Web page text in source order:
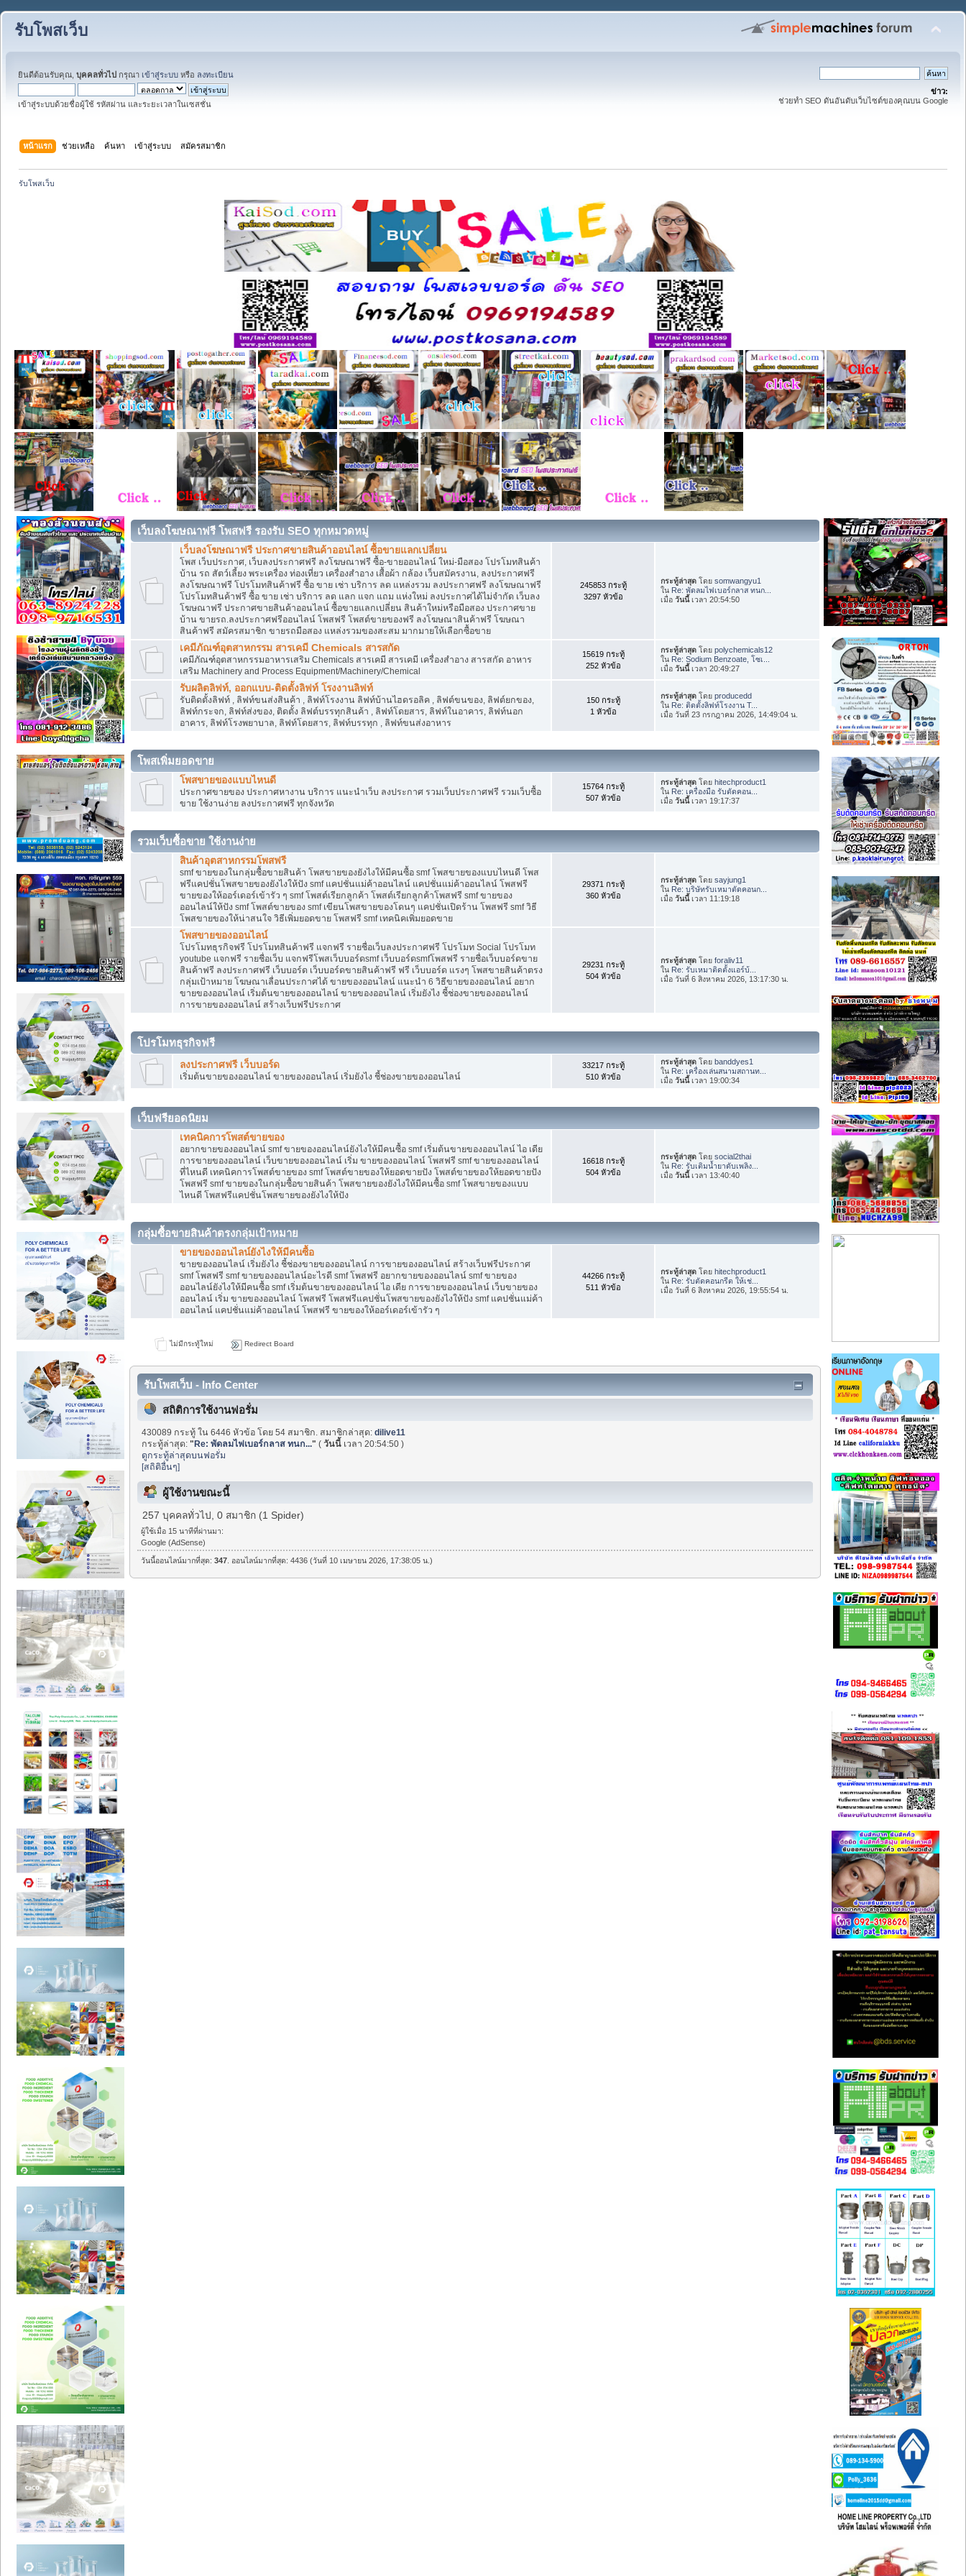
รับโพสเว็บ
ยินดีต้อนรับคุณ, บุคคลทั่วไป กรุณา เข้าสู่ระบบ หรือ ลงทะเบียน
เข้าสู่ระบบด้วยชื่อผู้ใช้ รหัสผ่าน และระยะเวลาในเซสชั่น
ข่าว:
ช่วยทำ SEO ดันอันดับเว็บไซต์ของคุณบน Google
หน้าแรก ช่วยเหลือ ค้นหา เข้าสู่ระบบ สมัครสมาชิก
รับโพสเว็บ
เว็บลงโฆษณาฟรี โพสฟรี รองรับ SEO ทุกหมวดหมู่
เว็บลงโฆษณาฟรี ประกาศขายสินค้าออนไลน์ ซื้อขายแลกเปลี่ยน
โพส เว็บประกาศ, เว็บลงประกาศฟรี ลงโฆษณาฟรี ซื้อ-ขายออนไลน์ ใหม่-มือสอง โปรโมทสินค้า
บ้าน รถ สัตว์เลี้ยง พระเครื่อง ท่องเที่ยว เครื่องสำอาง เสื้อผ้า กล้อง เว็บสมัครงาน, ลงประกาศฟรี
ลงโฆษณาฟรี โปรโมทสินค้าฟรี ซื้อ ขาย เช่า บริการ ลด แหล่งรวม ลงประกาศฟรี ลงโฆษณาฟรี
โปรโมทสินค้าฟรี ซื้อ ขาย เช่า บริการ ลด แลก แจก แถม แห่งใหม่ ลงประกาศได้ไม่จำกัด เว็บลง
โฆษณาฟรี ประกาศขายสินค้าออนไลน์ ซื้อขายแลกเปลี่ยน สินค้าใหม่หรือมือสอง ประกาศขาย
บ้าน ขายรถ.ลงประกาศฟรีออนไลน์ โพสฟรี โพสต์ขายของฟรี ลงโฆษณาสินค้าฟรี โฆษณา
สินค้าฟรี สมัครสมาชิก ขายรถมือสอง แหล่งรวมของสะสม มากมายให้เลือกซื้อขาย
245853 กระทู้
3297 หัวข้อ
กระทู้ล่าสุด โดยsomwangyu1
ใน Re: พัดลมไฟเบอร์กลาส ทนก...
เมื่อวันนี้เวลา 20:54:50
เคมีภัณฑ์อุตสาหกรรม สารเคมี Chemicals สารสกัด
เคมีภัณฑ์อุตสาหกรรมอาหารเสริม Chemicals สารเคมี สารเคมี เครื่องสำอาง สารสกัด อาหาร
เสริม Machinery and Process Equipment/Machinery/Chemical
15619 กระทู้
252 หัวข้อ
กระทู้ล่าสุด โดยpolychemicals12
ใน Re: Sodium Benzoate, โซเ...
เมื่อวันนี้เวลา 20:49:27
รับผลิตลิฟท์, ออกแบบ-ติดตั้งลิฟท์ โรงงานลิฟท์
รับติดตั้งลิฟท์ , ลิฟท์ขนส่งสินค้า , ลิฟท์โรงงาน ลิฟท์บ้านไฮดรอลิค , ลิฟต์ขนของ, ลิฟต์ยกของ,
ลิฟท์กระจก, ลิฟท์ส่งของ, ติดตั้ง ลิฟต์บรรทุกสินค้า , ลิฟท์โดยสาร, ลิฟท์ในอาคาร, ลิฟท์นอก
อาคาร, ลิฟท์โรงพยาบาล, ลิฟท์โดยสาร, ลิฟท์บรรทุก , ลิฟท์ขนส่งอาหาร
150 กระทู้
1 หัวข้อ
กระทู้ล่าสุด โดยproducedd
ใน Re: ติดตั้งลิฟท์โรงงาน T...
เมื่อ วันที่ 23 กรกฎาคม 2026, 14:49:04 น.
โพสเพิ่มยอดขาย
โพสขายของแบบไหนดี
ประกาศขายของ ประกาศหางาน บริการ แนะนำเว็บ ลงประกาศ รวมเว็บประกาศฟรี รวมเว็บซื้อ
ขาย ใช้งานง่าย ลงประกาศฟรี ทุกจังหวัด
15764 กระทู้
507 หัวข้อ
กระทู้ล่าสุด โดยhitechproduct1
ใน Re: เครื่องมือ รับตัดคอน...
เมื่อวันนี้เวลา 19:17:37
รวมเว็บซื้อขาย ใช้งานง่าย
สินค้าอุตสาหกรรมโพสฟรี
smf ขายของในกลุ่มซื้อขายสินค้า โพสขายของยังไงให้มีคนซื้อ smf โพสขายของแบบไหนดี โพส
ฟรีแคปชั่นโพสขายของยังไงให้ปัง smf แคปชั่นแม่ค้าออนไลน์ แคปชั่นแม่ค้าออนไลน์ โพสฟรี
ขายของให้ออร์เดอร์เข้ารัว ๆ smf โพสต์เรียกลูกค้า โพสต์เรียกลูกค้าโพสฟรี smf ขายของ
ออนไลน์ให้ปัง smf โพสต์ขายของ smf เขียนโพสขายของโดนๆ แคปชั่นเปิดร้าน โพสฟรี smf วิธี
โพสขายของให้น่าสนใจ วิธีเพิ่มยอดขาย โพสฟรี smf เทคนิคเพิ่มยอดขาย
29371 กระทู้
360 หัวข้อ
กระทู้ล่าสุด โดยsayjung1
ใน Re: บริษัทรับเหมาตัดคอนก...
เมื่อวันนี้เวลา 11:19:18
โพสขายของออนไลน์
โปรโมทธุรกิจฟรี โปรโมทสินค้าฟรี แจกฟรี รายชื่อเว็บลงประกาศฟรี โปรโมท Social โปรโมท
youtube แจกฟรี รายชื่อเว็บ แจกฟรีโพสเว็บบอร์ดsmf เว็บบอร์ดsmfโพสฟรี รายชื่อเว็บบอร์ดขาย
สินค้าฟรี ลงประกาศฟรี เว็บบอร์ด เว็บบอร์ดขายสินค้าฟรี ฟรี เว็บบอร์ด แรงๆ โพสขายสินค้าตรง
กลุ่มเป้าหมาย โฆษณาเลื่อนประกาศได้ ขายของออนไลน์ แนะนำ 6 วิธีขายของออนไลน์ อยาก
ขายของออนไลน์ เริ่มต้นขายของออนไลน์ ขายของออนไลน์ เริ่มยังไง ชี้ช่องขายของออนไลน์
การขายของออนไลน์ สร้างเว็บฟรีประกาศ
29231 กระทู้
504 หัวข้อ
กระทู้ล่าสุด โดยforaliv11
ใน Re: รับเหมาติดตั้งแอร์บ้...
เมื่อ วันที่ 6 สิงหาคม 2026, 13:17:30 น.
โปรโมทธุรกิจฟรี
ลงประกาศฟรี เว็บบอร์ด
เริ่มต้นขายของออนไลน์ ขายของออนไลน์ เริ่มยังไง ชี้ช่องขายของออนไลน์
33217 กระทู้
510 หัวข้อ
กระทู้ล่าสุด โดยbanddyes1
ใน Re: เครื่องเล่นสนามสถานท...
เมื่อวันนี้เวลา 19:00:34
เว็บฟรียอดนิยม
เทคนิคการโพสต์ขายของ
อยากขายของออนไลน์ smf ขายของออนไลน์ยังไงให้มีคนซื้อ smf เริ่มต้นขายของออนไลน์ ไอ เดีย
การขายของออนไลน์ เว็บขายของออนไลน์ เริ่ม ขายของออนไลน์ โพสฟรี smf ขายของออนไลน์
ที่ไหนดี เทคนิคการโพสต์ขายของ smf โพสต์ขายของให้ยอดขายปัง โพสต์ขายของให้ยอดขายปัง
โพสฟรี smf ขายของในกลุ่มซื้อขายสินค้า โพสขายของยังไงให้มีคนซื้อ smf โพสขายของแบบ
ไหนดี โพสฟรีแคปชั่นโพสขายของยังไงให้ปัง
16618 กระทู้
504 หัวข้อ
กระทู้ล่าสุด โดยsocial2thai
ใน Re: รับเติมน้ำยาดับเพลิง...
เมื่อวันนี้เวลา 13:40:40
กลุ่มซื้อขายสินค้าตรงกลุ่มเป้าหมาย
ขายของออนไลน์ยังไงให้มีคนซื้อ
ขายของออนไลน์ เริ่มยังไง ชี้ช่องขายของออนไลน์ การขายของออนไลน์ สร้างเว็บฟรีประกาศ
smf โพสฟรี smf ขายของออนไลน์อะไรดี smf โพสฟรี อยากขายของออนไลน์ smf ขายของ
ออนไลน์ยังไงให้มีคนซื้อ smf เริ่มต้นขายของออนไลน์ ไอ เดีย การขายของออนไลน์ เว็บขายของ
ออนไลน์ เริ่ม ขายของออนไลน์ โพสฟรี โพสฟรีแคปชั่นโพสขายของยังไงให้ปัง smf แคปชั่นแม่ค้า
ออนไลน์ แคปชั่นแม่ค้าออนไลน์ โพสฟรี ขายของให้ออร์เดอร์เข้ารัว ๆ
44266 กระทู้
511 หัวข้อ
กระทู้ล่าสุด โดยhitechproduct1
ใน Re: รับตัดคอนกรีต ให้เช่...
เมื่อ วันที่ 6 สิงหาคม 2026, 19:55:54 น.
ไม่มีกระทู้ใหม่ Redirect Board
รับโพสเว็บ - Info Center
สถิติการใช้งานฟอรั่ม
430089 กระทู้ ใน 6446 หัวข้อ โดย 54 สมาชิก. สมาชิกล่าสุด:dilive11
กระทู้ล่าสุด:"Re: พัดลมไฟเบอร์กลาส ทนก..." (วันนี้ เวลา 20:54:50 )
ดูกระทู้ล่าสุดบนฟอรั่ม
[สถิติอื่นๆ]
ผู้ใช้งานขณะนี้
257 บุคคลทั่วไป, 0 สมาชิก (1 Spider)
ผู้ใช้เมื่อ 15 นาทีที่ผ่านมา:
Google (AdSense)
วันนี้ออนไลน์มากที่สุด:347 . ออนไลน์มากที่สุด: 4436 (วันที่ 10 เมษายน 2026, 17:38:05 น.)